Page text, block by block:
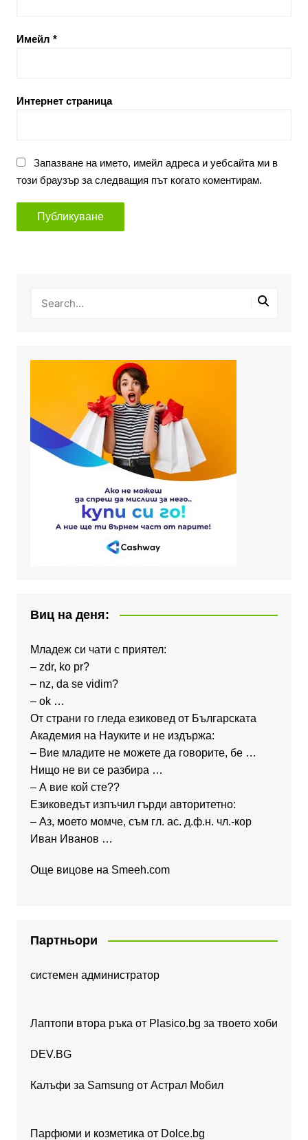
Имейл *
Интернет страница
Запазване на името, имейл адреса и уебсайта ми в
този браузър за следващия път когато коментирам.
Виц на деня:
Младеж си чати с приятел:
– zdr, ko pr?
– nz, da se vidim?
– ok …
От страни го гледа езиковед от Българската
Академия на Науките и не издържа:
– Вие младите не можете да говорите, бе …
Нищо не ви се разбира …
– А вие кой сте??
Езиковедът изпъчил гърди авторитетно:
– Аз, моето момче, съм гл. ас. д.ф.н. чл.-кор
Иван Иванов …
Още вицове на Smeeh.com
Партньори
системен администратор
Лаптопи втора ръка от Plasico.bg за твоето хоби
DEV.BG
Калъфи за Samsung от Астрал Мобил
Парфюми и козметика от Dolce.bg